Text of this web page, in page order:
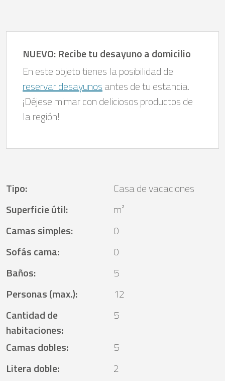
NUEVO: Recibe tu desayuno a domicilio
En este objeto tienes la posibilidad de
reservar desayunosantes de tu estancia.
¡Déjese mimar con deliciosos productos de
la región!
Tipo:
Casa de vacaciones
Superficie útil:
m²
Camas simples:
0
Sofás cama:
0
Baños:
5
Personas (max.):
12
Cantidad de
habitaciones:
5
Camas dobles:
5
Litera doble:
2